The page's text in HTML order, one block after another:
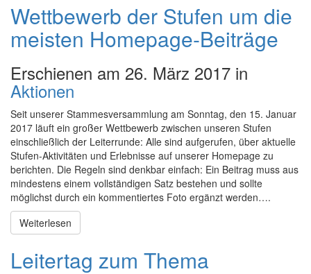
Wettbewerb der Stufen um die
meisten Homepage-Beiträge
Erschienen am 26. März 2017 in
Aktionen
Seit unserer Stammesversammlung am Sonntag, den 15. Januar
2017 läuft ein großer Wettbewerb zwischen unseren Stufen
einschließlich der Leiterrunde: Alle sind aufgerufen, über aktuelle
Stufen-Aktivitäten und Erlebnisse auf unserer Homepage zu
berichten. Die Regeln sind denkbar einfach: Ein Beitrag muss aus
mindestens einem vollständigen Satz bestehen und sollte
möglichst durch ein kommentiertes Foto ergänzt werden….
Weiterlesen
Leitertag zum Thema